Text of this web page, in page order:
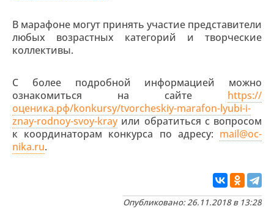
В марафоне могут принять участие представители
любых возрастных категорий и творческие
коллективы.
С более подробной информацией можно
ознакомиться на сайте https://
оценика.рф/konkursy/tvorcheskiy-marafon-lyubi-i-
znay-rodnoy-svoy-krayили обратиться с вопросом
к координаторам конкурса по адресу: mail@oc-
nika.ru.
Опубликовано: 26.11.2018 в 13:28